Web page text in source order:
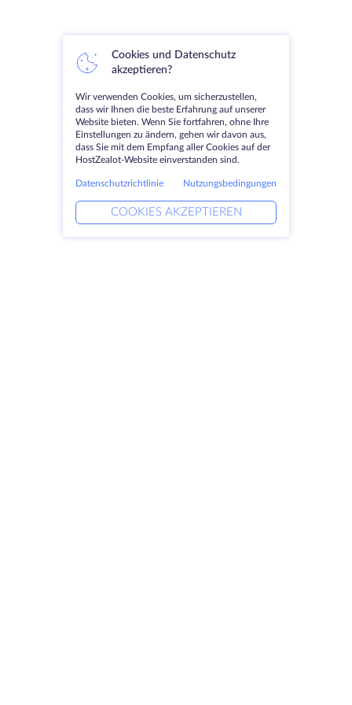
Cookies und Datenschutz
akzeptieren?
Wir verwenden Cookies, um sicherzustellen,
dass wir Ihnen die beste Erfahrung auf unserer
Website bieten. Wenn Sie fortfahren, ohne Ihre
Einstellungen zu ändern, gehen wir davon aus,
dass Sie mit dem Empfang aller Cookies auf der
HostZealot-Website einverstanden sind.
Datenschutzrichtlinie Nutzungsbedingungen
COOKIES AKZEPTIEREN